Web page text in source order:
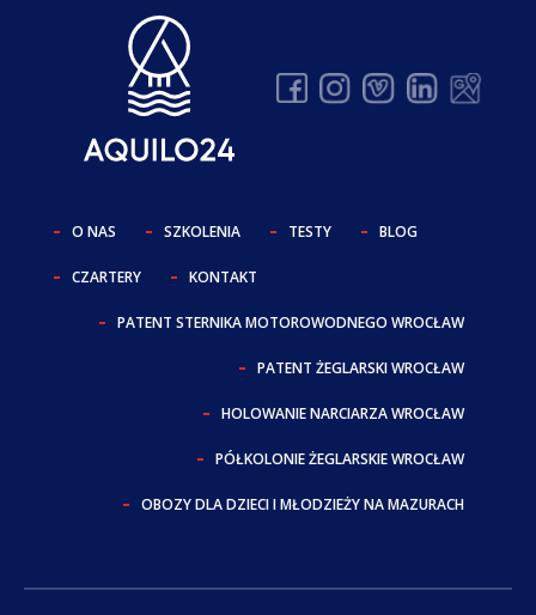
O NAS SZKOLENIA TESTY BLOG
CZARTERY KONTAKT
PATENT STERNIKA MOTOROWODNEGO WROCŁAW
PATENT ŻEGLARSKI WROCŁAW
HOLOWANIE NARCIARZA WROCŁAW
PÓŁKOLONIE ŻEGLARSKIE WROCŁAW
OBOZY DLA DZIECI I MŁODZIEŻY NA MAZURACH